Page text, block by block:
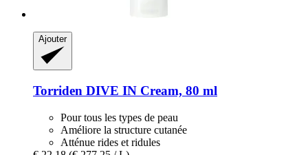
Ajouter
Torriden DIVE IN Cream, 80 ml
Pour tous les types de peau
Améliore la structure cutanée
Atténue rides et ridules